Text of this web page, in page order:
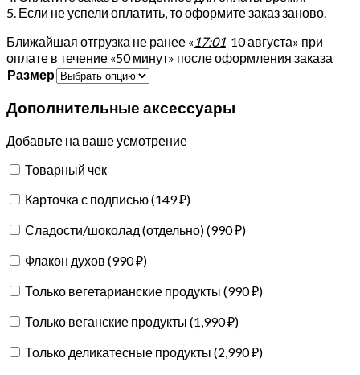
5. Если не успели оплатить, то оформите заказ заново.
Ближайшая отгрузка не ранее « 17:01 10 августа» при
оплате в течение «50 минут» после оформления заказа
Размер
Дополнительные аксессуары
Добавьте на ваше усмотрение
Товарный чек
Карточка с подписью (149₽)
Сладости/шоколад (отдельно) (990₽)
Флакон духов (990₽)
Только вегетарианские продукты (990₽)
Только веганские продукты (1,990₽)
Только деликатесные продукты (2,990₽)